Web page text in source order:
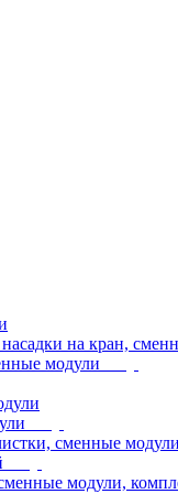
на кран,
модули
сменные модули
модули,